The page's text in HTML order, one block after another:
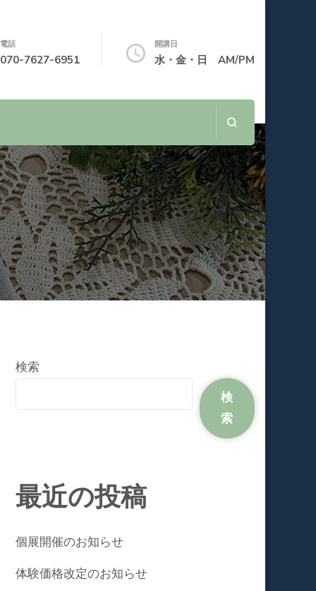
電話
070-7627-6951
開講日
水・金・日 AM/PM
検索
検
索
最近の投稿
個展開催のお知らせ
体験価格改定のお知らせ